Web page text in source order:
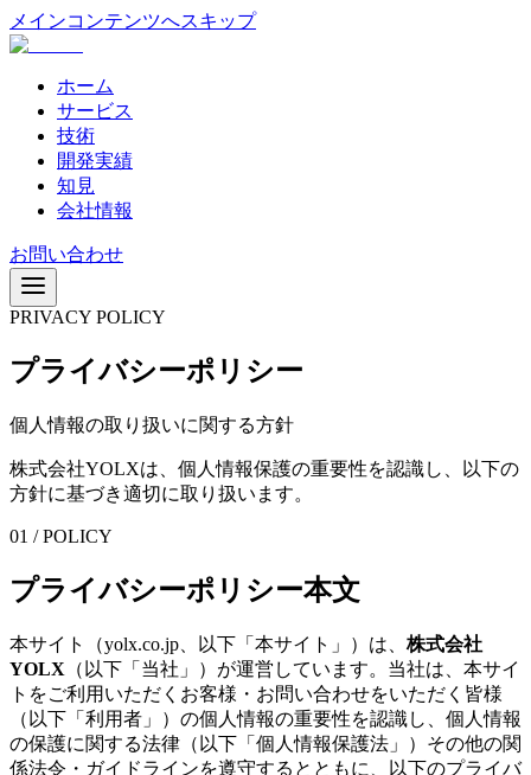
メインコンテンツへスキップ
ホーム
サービス
技術
開発実績
知見
会社情報
お問い合わせ
PRIVACY POLICY
プライバシーポリシー
個人情報の取り扱いに関する方針
株式会社YOLXは、個人情報保護の重要性を認識し、以下の
方針に基づき適切に取り扱います。
01 / POLICY
プライバシーポリシー本文
本サイト（yolx.co.jp、以下「本サイト」）は、 株式会社
YOLX （以下「当社」）が運営しています。当社は、本サイ
トをご利用いただくお客様・お問い合わせをいただく皆様
（以下「利用者」）の個人情報の重要性を認識し、個人情報
の保護に関する法律（以下「個人情報保護法」）その他の関
係法令・ガイドラインを遵守するとともに、以下のプライバ